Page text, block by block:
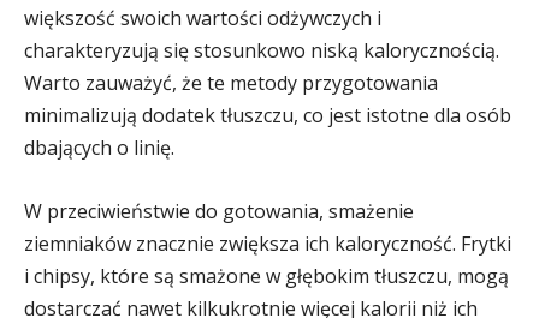
większość swoich wartości odżywczych i
charakteryzują się stosunkowo niską kalorycznością.
Warto zauważyć, że te metody przygotowania
minimalizują dodatek tłuszczu, co jest istotne dla osób
dbających o linię.
W przeciwieństwie do gotowania, smażenie
ziemniaków znacznie zwiększa ich kaloryczność. Frytki
i chipsy, które są smażone w głębokim tłuszczu, mogą
dostarczać nawet kilkukrotnie więcej kalorii niż ich